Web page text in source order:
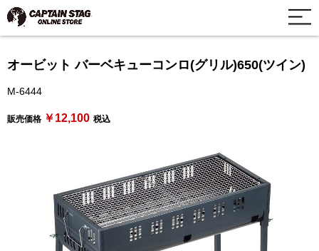
オービット バーベキューコンロ(グリル)650(ツイン)
M-6444
販売価格 ￥12,100 税込